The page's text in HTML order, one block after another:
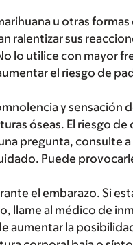
u otras formas
ralentizar sus
lo utilice con mayor
el riesgo de
y sensación
óseas. El riesgo de
pregunta, consulte
Puede
el embarazo. Si
llame al médico de
aumentar la